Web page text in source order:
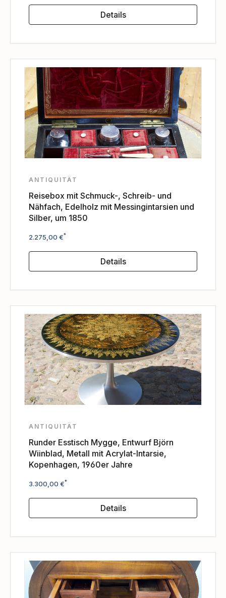
Details
ANTIQUITÄT
Reisebox mit Schmuck-, Schreib- und
Nähfach, Edelholz mit Messingintarsien und
Silber, um 1850
Regulärer Preis:
2.275,00 €*
Details
ANTIQUITÄT
Runder Esstisch Mygge, Entwurf Björn
Wiinblad, Metall mit Acrylat-Intarsie,
Kopenhagen, 1960er Jahre
Regulärer Preis:
3.300,00 €*
Details